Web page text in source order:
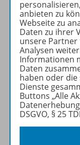
anbieten zu
Webseite zu
Daten zu ihrer
unsere Partner
Analysen
Informationen
Daten
haben oder
Dienste
Buttons „Alle
DSGVO, § 25